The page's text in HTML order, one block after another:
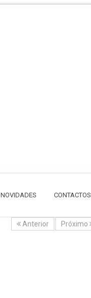
NOVIDADES CONTACTOS
Anterior Próximo